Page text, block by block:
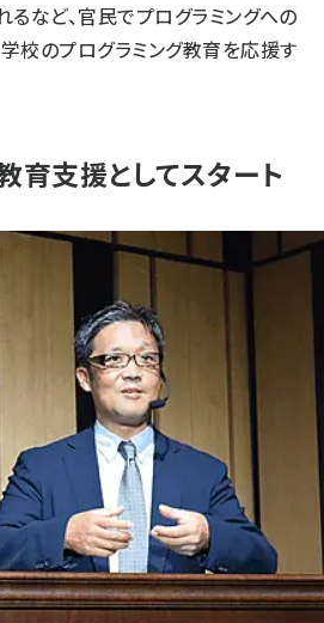
るなど、官民でプログラミングへの
校のプログラミング教育を応援す
育支援としてスタート